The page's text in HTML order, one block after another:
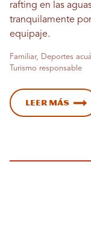
rafting en las
tranquilamente
equipaje.
Familiar, Deportes
Turismo responsable
Leer más